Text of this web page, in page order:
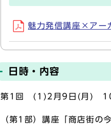
魅力発信講座×ア
日時・内容
第1回 (1)2月9日(月)
（第1部）講座「商店街の